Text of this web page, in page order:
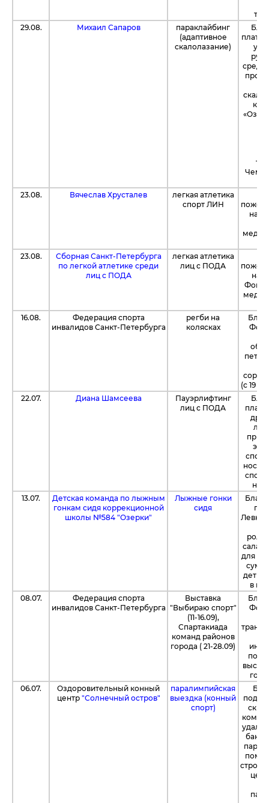
29.08.
Михаил Сапаров
параклайбинг
(адаптивное
скалолазание)
23.08.
Вячеслав Хрусталев
легкая атлетика
спорт ЛИН
на
23.08.
Сборная Санкт-Петербурга
по легкой атлетике среди
лиц с ПОДА
легкая атлетика
лиц с ПОДА
на
16.08.
Федерация спорта
инвалидов Санкт-Петербурга
регби на
колясках
(с 19
22.07.
Диана Шамсеева
Пауэрлифтинг
лиц с ПОДА
на
13.07.
Детская команда по лыжным
гонкам сидя коррекционной
школы №584 "Озерки"
Лыжные гонки
сидя
для
дети
в
08.07.
Федерация спорта
инвалидов Санкт-Петербурга
Выставка
"Выбираю спорт"
(11-16.09),
Спартакиада
команд районов
города ( 21-28.09)
06.07.
Оздоровительный конный
центр"Солнечный остров"
паралимпийская
выездка (конный
спорт)